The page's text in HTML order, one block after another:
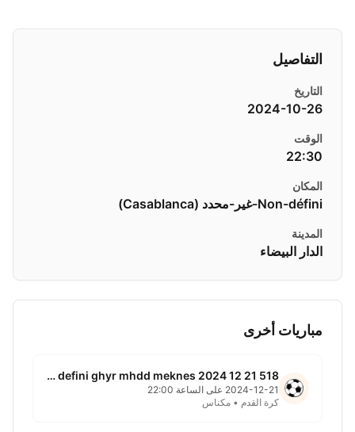
التفاصيل
التاريخ
2024-10-26
الوقت
22:30
المكان
Non-défini-غير-محدد ( Casablanca)
المدينة
الدار البيضاء
مباريات أخرى
518 non defini ghyr mhdd meknes 2024 12 21
2024-12-21 على الساعة 22:00
كرة القدم • مكناس